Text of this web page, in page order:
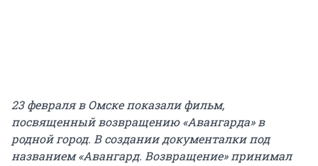
23 февраля в Омске показали фильм,
посвященный возвращению «Авангарда» в
родной город. В создании документалки под
названием «Авангард. Возвращение» принимал